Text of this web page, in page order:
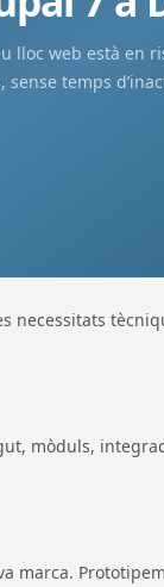
lloc web està en
sense temps
necessitats
mòduls,
marca.